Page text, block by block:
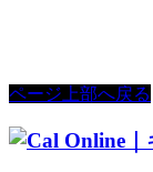
ページ上部へ戻る